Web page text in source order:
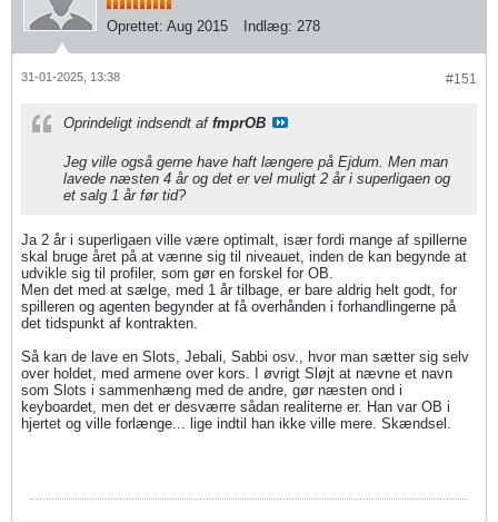
Oprettet: Aug 2015 Indlæg: 278
#151
31-01-2025, 13:38
Oprindeligt indsendt af fmprOB
Jeg ville også gerne have haft længere på Ejdum. Men man
lavede næsten 4 år og det er vel muligt 2 år i superligaen og
et salg 1 år før tid?
Ja 2 år i superligaen ville være optimalt, især fordi mange af spillerne
skal bruge året på at vænne sig til niveauet, inden de kan begynde at
udvikle sig til profiler, som gør en forskel for OB.
Men det med at sælge, med 1 år tilbage, er bare aldrig helt godt, for
spilleren og agenten begynder at få overhånden i forhandlingerne på
det tidspunkt af kontrakten.
Så kan de lave en Slots, Jebali, Sabbi osv., hvor man sætter sig selv
over holdet, med armene over kors. I øvrigt Sløjt at nævne et navn
som Slots i sammenhæng med de andre, gør næsten ond i
keyboardet, men det er desværre sådan realiterne er. Han var OB i
hjertet og ville forlænge... lige indtil han ikke ville mere. Skændsel.